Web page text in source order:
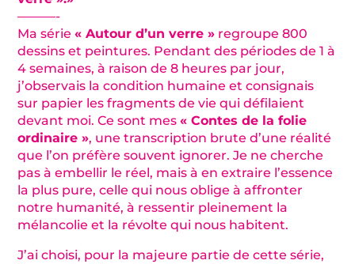
———-
Ma série« Autour d’un verre » regroupe 800
dessins et peintures. Pendant des périodes de 1 à
4 semaines, à raison de 8 heures par jour,
j’observais la condition humaine et consignais
sur papier les fragments de vie qui défilaient
devant moi. Ce sont mes« Contes de la folie
ordinaire », une transcription brute d’une réalité
que l’on préfère souvent ignorer. Je ne cherche
pas à embellir le réel, mais à en extraire l’essence
la plus pure, celle qui nous oblige à affronter
notre humanité, à ressentir pleinement la
mélancolie et la révolte qui nous habitent.
J’ai choisi, pour la majeure partie de cette série,